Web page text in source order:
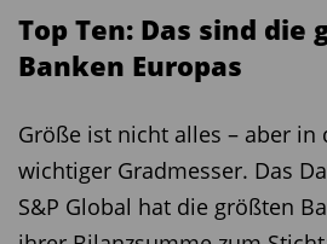
Top Ten: Das sind die
Banken Europas
Größe ist nicht alles – aber in
wichtiger Gradmesser. Das
S&P Global hat die größten